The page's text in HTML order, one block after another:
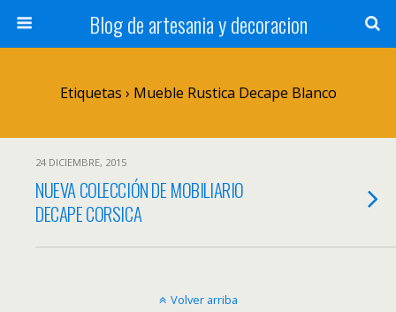
Blog de artesania y decoracion
Etiquetas › Mueble Rustica Decape Blanco
24 DICIEMBRE, 2015
NUEVA COLECCIÓN DE MOBILIARIO
DECAPE CORSICA
Volver arriba